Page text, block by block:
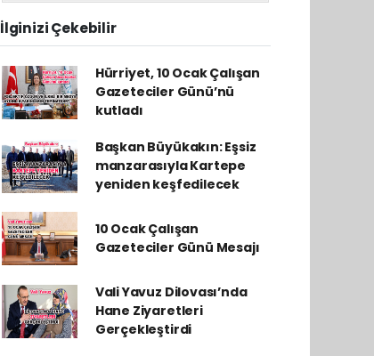
İlginizi Çekebilir
Hürriyet, 10 Ocak Çalışan
Gazeteciler Günü’nü
kutladı
Başkan Büyükakın: Eşsiz
manzarasıyla Kartepe
yeniden keşfedilecek
10 Ocak Çalışan
Gazeteciler Günü Mesajı
Vali Yavuz Dilovası’nda
Hane Ziyaretleri
Gerçekleştirdi